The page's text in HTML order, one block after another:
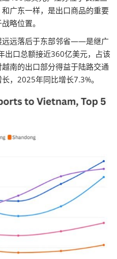
广东一样，是出口商品的重要
略位置。
远落后于东部邻省——是继广
出口总额接近360亿美元，占该
南的出口部分得益于陆路交通
，2025年同比增长7.3%。